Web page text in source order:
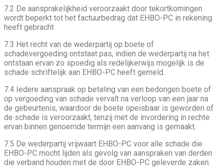
7.2 De aansprakelijkheid veroorzaakt door tekortkomingen
wordt beperkt tot het factuurbedrag dat EHBO-PC in rekening
heeft gebracht.
7.3 Het recht van de wederpartij op boete of
schadevergoeding ontstaat pas, indien de wederpartij na het
ontstaan ervan zo spoedig als redelijkerwijs mogelijk is de
schade schriftelijk aan EHBO-PC heeft gemeld.
7.4 Iedere aanspraak op betaling van een bedongen boete of
op vergoeding van schade vervalt na verloop van een jaar na
de gebeurtenis, waardoor de boete opeisbaar is geworden of
de schade is veroorzaakt, tenzij met de invordering in rechte
ervan binnen genoemde termijn een aanvang is gemaakt.
7.5 De wederpartij vrijwaart EHBO-PC voor alle schade die
EHBO-PC mocht lijden als gevolg van aanspraken van derden
die verband houden met de door EHBO-PC geleverde zaken.